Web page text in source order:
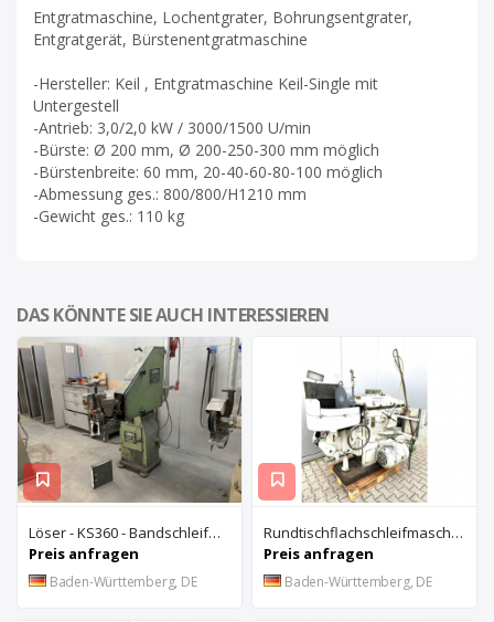
Entgratmaschine, Lochentgrater, Bohrungsentgrater,
Entgratgerät, Bürstenentgratmaschine
-Hersteller: Keil , Entgratmaschine Keil-Single mit
Untergestell
-Antrieb: 3,0/2,0 kW / 3000/1500 U/min
-Bürste: Ø 200 mm, Ø 200-250-300 mm möglich
-Bürstenbreite: 60 mm, 20-40-60-80-100 möglich
-Abmessung ges.: 800/800/H1210 mm
-Gewicht ges.: 110 kg
DAS KÖNNTE SIE AUCH INTERESSIEREN
Löser - KS360 - Bandschleifmaschine
Preis anfragen
Baden-Württemberg, DE
Rundtischflachschleifmaschine ARTER A 3-16
Preis anfragen
Baden-Württemberg, DE